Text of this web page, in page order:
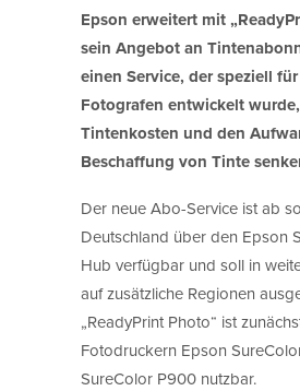
Epson erweitert mit
sein Angebot an
einen Service, der speziell
Fotografen entwickelt
Tintenkosten und den
Beschaffung von Tinte
Der neue Abo-Service ist ab
Deutschland über den Epson
Hub verfügbar und soll in
auf zusätzliche Regionen
„ReadyPrint Photo“ ist
Fotodruckern Epson
SureColor P900 nutzbar.